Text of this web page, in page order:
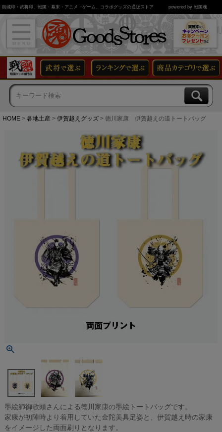
御城印・武将印、戦国・幕末・アニメ・ゲーム、コラボグッズの通販ストア powered by 戦国魂
HOME 各地土産 伊賀越えグッズ 徳川家康 伊賀越えの道トートバッグ
墨絵師御歌頭さんによる徳川家康の墨絵トートバッグです。
家康が初陣時より着用していた金陀美具足姿と、伊賀越え時の家康
をイメージした両面刷りとなります。